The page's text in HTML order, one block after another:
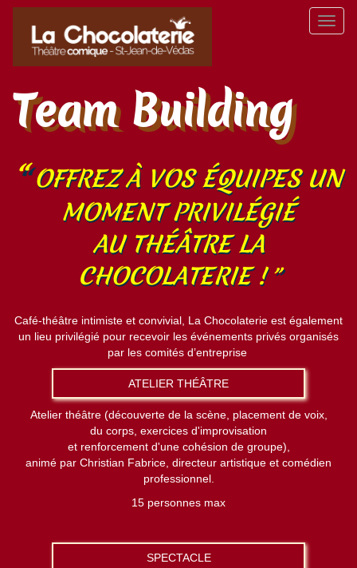
Aller
contenu
principal
Team Building
OFFREZ À VOS ÉQUIPES UN
MOMENT PRIVILÉGIÉ
AU THÉÂTRE LA
CHOCOLATERIE !
Café-théâtre intimiste et convivial, La Chocolaterie est également
un lieu privilégié pour recevoir les événements privés organisés
par les comités d’entreprise
ATELIER THÉÂTRE
Atelier théâtre (découverte de la scène, placement de voix,
du corps, exercices d'improvisation
et renforcement d'une cohésion de groupe),
animé par Christian Fabrice, directeur artistique et comédien
professionnel.
15 personnes max
SPECTACLE